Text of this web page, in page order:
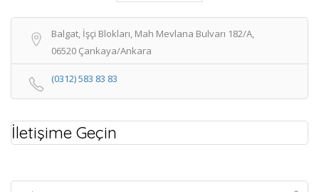
Balgat, İşçi Blokları, Mah Mevlana Bulvarı 182/A,
06520 Çankaya/Ankara
(0312) 583 83 83
İletişime Geçin